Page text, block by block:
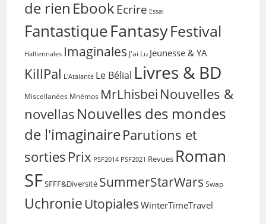
de rien EbookEcrire Essai
FantastiqueFantasyFestival
Halliennales Imaginales J'ai Lu Jeunesse & YA
KillPal L'Atalante Le Bélial Livres & BD
Miscellanées Mnémos MrLhisbei Nouvelles &
novellas Nouvelles des mondes
de l'imaginaireParutions et
sorties Prix PSF2014 PSF2021 Revues Roman
SFSFFF&Diversité SummerStarWars Swap
Uchronie Utopiales WinterTimeTravel